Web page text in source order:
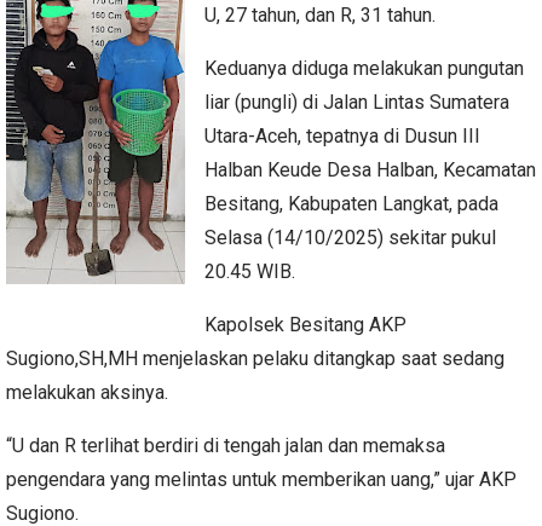
U, 27 tahun, dan R, 31 tahun.
Keduanya diduga melakukan pungutan
liar (pungli) di Jalan Lintas Sumatera
Utara-Aceh, tepatnya di Dusun III
Halban Keude Desa Halban, Kecamatan
Besitang, Kabupaten Langkat, pada
Selasa (14/10/2025) sekitar pukul
20.45 WIB.
Kapolsek Besitang AKP
Sugiono,SH,MH menjelaskan pelaku ditangkap saat sedang
melakukan aksinya.
“U dan R terlihat berdiri di tengah jalan dan memaksa
pengendara yang melintas untuk memberikan uang,” ujar AKP
Sugiono.